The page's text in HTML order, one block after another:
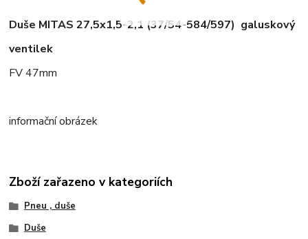
Duše MITAS 27,5x1,5-2,1 (37/54-584/597) galuskový
ventilek
FV 47mm
informační obrázek
Zboží zařazeno v kategoriích
Pneu , duše
Duše